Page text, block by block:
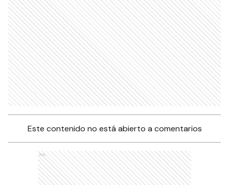
Este contenido no está abierto a comentarios
Ads